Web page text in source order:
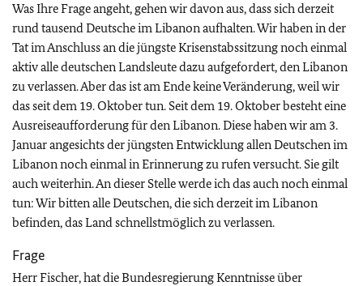
Was Ihre Frage angeht, gehen wir davon aus, dass sich derzeit
rund tausend Deutsche im Libanon aufhalten. Wir haben in der
Tat im Anschluss an die jüngste Krisenstabssitzung noch einmal
aktiv alle deutschen Landsleute dazu aufgefordert, den Libanon
zu verlassen. Aber das ist am Ende keine Veränderung, weil wir
das seit dem 19. Oktober tun. Seit dem 19. Oktober besteht eine
Ausreiseaufforderung für den Libanon. Diese haben wir am 3.
Januar angesichts der jüngsten Entwicklung allen Deutschen im
Libanon noch einmal in Erinnerung zu rufen versucht. Sie gilt
auch weiterhin. An dieser Stelle werde ich das auch noch einmal
tun: Wir bitten alle Deutschen, die sich derzeit im Libanon
befinden, das Land schnellstmöglich zu verlassen.
Frage
Herr Fischer, hat die Bundesregierung Kenntnisse über